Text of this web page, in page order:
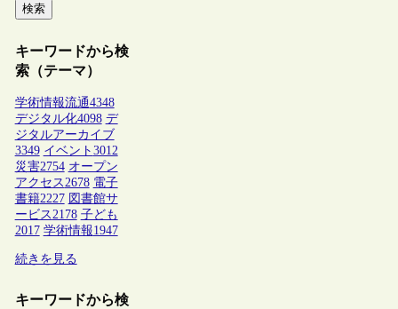
検索
キーワードから検
索（テーマ）
学術情報流通4348
デジタル化4098 デ
ジタルアーカイブ
3349 イベント 3012
災害2754 オープン
アクセス2678 電子
書籍2227 図書館サ
ービス2178 子ども
2017 学術情報1947
続きを見る
キーワードから検